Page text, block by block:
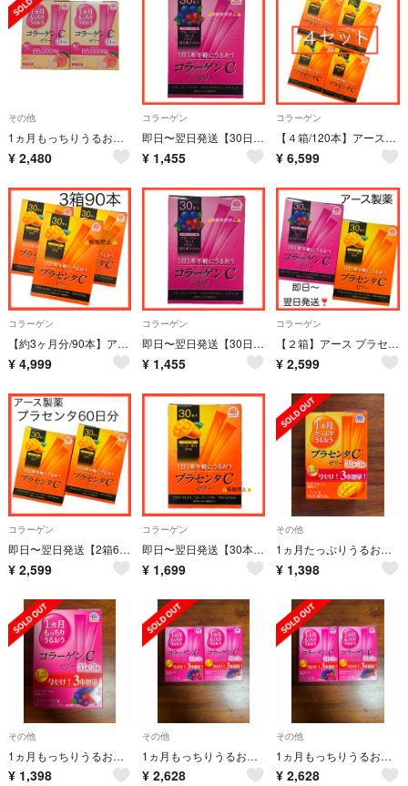
その他
1ヵ月もっちりうるおう コラーゲンCゼリー ピーチ味 34本入 2箱セット
¥ 2,480
コラーゲン
即日〜翌日発送【30日分】アース製薬 コラーゲンCゼリー アサイー ベリー味
¥ 1,455
コラーゲン
【４箱/120本】アース製薬 プラセンタCゼリー マンゴー味 コラーゲン
¥ 6,599
コラーゲン
【約3ヶ月分/90本】アース製薬 プラセンタCゼリー マンゴー味 サプリメント
¥ 4,999
コラーゲン
即日〜翌日発送【30日分】アース製薬 コラーゲンCゼリー アサイー ベリー
¥ 1,455
コラーゲン
【２箱】アース プラセンタCゼリー マンゴー コラーゲンCゼリー アサイーベリー
¥ 2,599
コラーゲン
即日〜翌日発送【2箱60本】アース製薬 プラセンタCゼリー マンゴー味 サプリ
¥ 2,599
コラーゲン
即日〜翌日発送【30本】アース製薬 プラセンタCゼリー マンゴー味 スティック
¥ 1,699
その他
1ヵ月たっぷりうるおうプラセンタCゼリー マンゴー味(10g*34本入)
¥ 1,398
その他
1ヵ月もっちりうるおうコラーゲンCゼリー(10g*34本入)
¥ 1,398
その他
1ヵ月もっちりうるおうコラーゲンCゼリー アサイー・ベリー味(10g*31本入)
¥ 2,628
その他
1ヵ月もっちりうるおうコラーゲンCゼリー アサイー・ベリー味(10g*31本入)
¥ 2,628